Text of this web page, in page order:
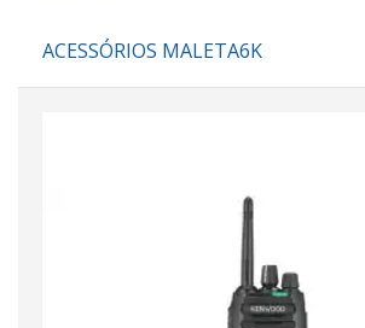
ACESSÓRIOS MALETA6K